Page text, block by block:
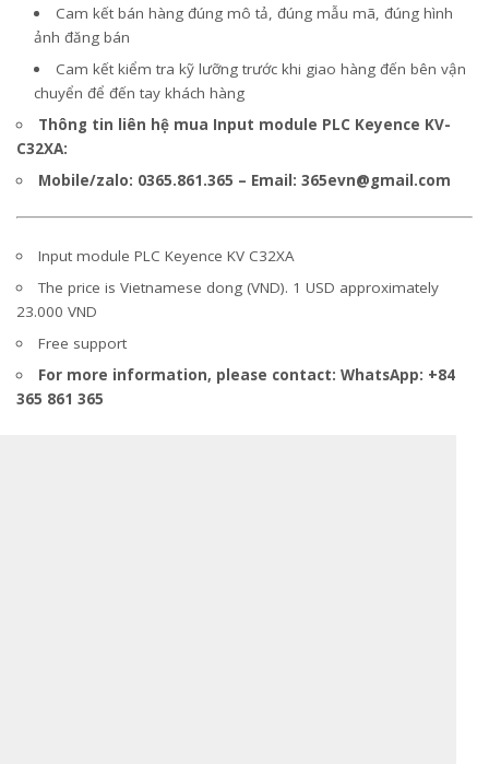
Cam kết bán hàng đúng mô tả, đúng mẫu mã, đúng hình
ảnh đăng bán
Cam kết kiểm tra kỹ lưỡng trước khi giao hàng đến bên vận
chuyển để đến tay khách hàng
Thông tin liên hệ mua Input module PLC Keyence KV-
C32XA:
Mobile/zalo: 0365.861.365 – Email: 365evn@gmail.com
Input module PLC Keyence KV C32XA
The price is Vietnamese dong (VND). 1 USD approximately
23.000 VND
Free support
For more information, please contact: WhatsApp: +84
365 861 365